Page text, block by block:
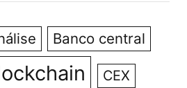
Banco central
CEX